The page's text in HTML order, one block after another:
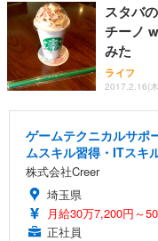
スタバ
チーノ
みた
ライフ
2017.2.16(
ゲームテクニカルサポ
ムスキル習得・ITスキ
株式会社Creer
埼玉県
月給30万7,200円～
正社員